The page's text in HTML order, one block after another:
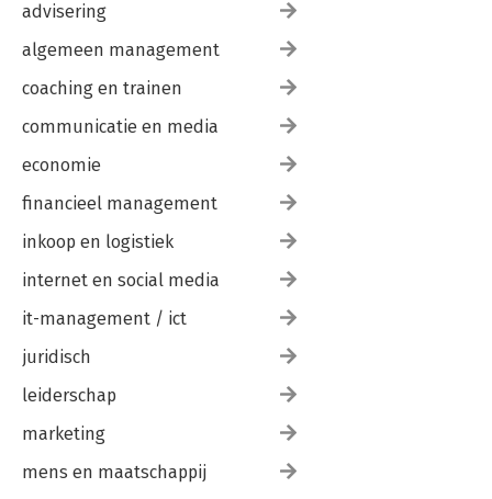
advisering
algemeen management
coaching en trainen
communicatie en media
economie
financieel management
inkoop en logistiek
internet en social media
it-management / ict
juridisch
leiderschap
marketing
mens en maatschappij